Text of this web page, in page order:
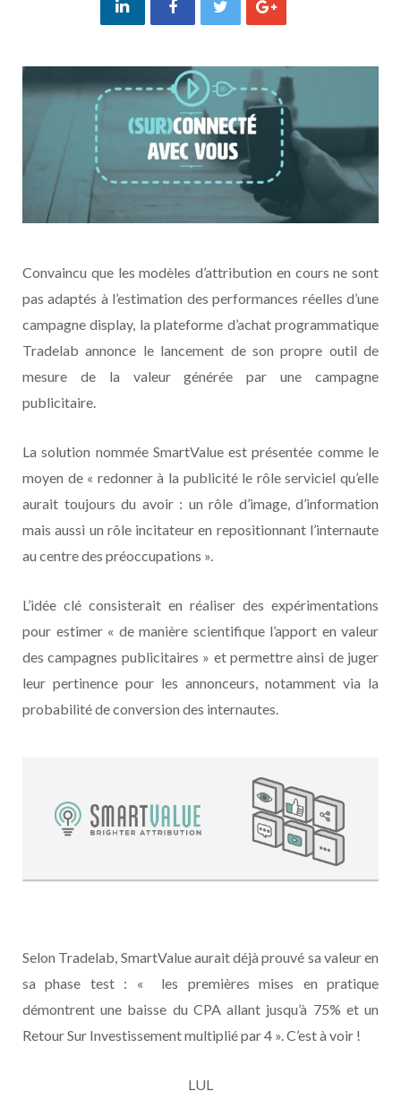
Convaincu que les modèles d’attribution en cours ne sont
pas adaptés à l’estimation des performances réelles d’une
campagne display, la plateforme d’achat programmatique
Tradelab annonce le lancement de son propre outil de
mesure de la valeur générée par une campagne
publicitaire.
La solution nommée SmartValue est présentée comme le
moyen de « redonner à la publicité le rôle serviciel qu’elle
aurait toujours du avoir : un rôle d’image, d’information
mais aussi un rôle incitateur en repositionnant l’internaute
au centre des préoccupations ».
L’idée clé consisterait en réaliser des expérimentations
pour estimer « de manière scientifique l’apport en valeur
des campagnes publicitaires » et permettre ainsi de juger
leur pertinence pour les annonceurs, notamment via la
probabilité de conversion des internautes.
Selon Tradelab, SmartValue aurait déjà prouvé sa valeur en
sa phase test : « les premières mises en pratique
démontrent une baisse du CPA allant jusqu’à 75% et un
Retour Sur Investissement multiplié par 4 ». C’est à voir !
LUL